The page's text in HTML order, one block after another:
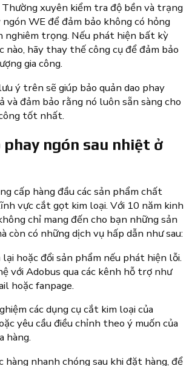
xuyên kiểm tra độ bền và trạng
ngón WE để đảm bảo không có hỏng
nghiêm trọng. Nếu phát hiện bất kỳ
nào, hãy thay thế công cụ để đảm bảo
gia công.
ý trên sẽ giúp bảo quản dao phay
và đảm bảo rằng nó luôn sẵn sàng cho
tốt nhất.
phay ngón sau nhiệt ở
cấp hàng đầu các sản phẩm chất
vực cắt gọt kim loại. Với 10 năm kinh
chỉ mang đến cho bạn những sản
còn có những dịch vụ hấp dẫn như sau:
hoặc đổi sản phẩm nếu phát hiện lỗi.
với Adobus qua các kênh hỗ trợ như
hoặc fanpage.
các dụng cụ cắt kim loại của
yêu cầu điều chỉnh theo ý muốn của
hàng.
hàng nhanh chóng sau khi đặt hàng, để